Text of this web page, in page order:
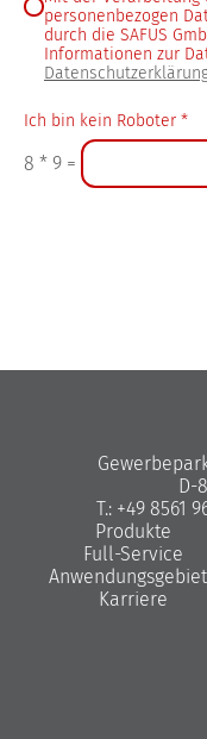
personenbezogen
durch die SAFUS
Informationen zur
Ich bin kein Roboter *
8 * 9 =
D-
T.: +49 8561
Produkte
Full-Service
Karriere